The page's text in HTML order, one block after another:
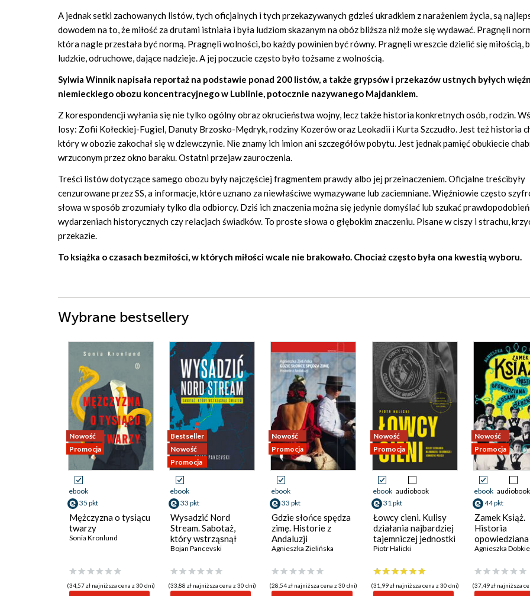
A jednak setki zachowanych listów, tych oficjalnych i tych przekazywanych gdzieś ukradkiem z narażeniem życia, są
dowodem na to, że miłość za drutami istniała i była ludziom skazanym na obóz bliższa niż może się wydawać. Pragnęli
która nagle przestała być normą. Pragnęli wolności, bo każdy powinien być równy. Pragnęli wreszcie dzielić się miłością,
ludzkie, odruchowe, dające nadzieje. A jej poczucie często było tożsame z wolnością.
Sylwia Winnik napisała reportaż na podstawie ponad 200 listów, a także grypsów i przekazów ustnych byłych
niemieckiego obozu koncentracyjnego w Lublinie, potocznie nazywanego Majdankiem.
Z korespondencji wyłania się nie tylko ogólny obraz okrucieństwa wojny, lecz także historia konkretnych osób, rodzin.
losy: Zofii Kołeckiej-Fugiel, Danuty Brzosko-Mędryk, rodziny Kozerów oraz Leokadii i Kurta Szczudło. Jest też historia
który w obozie zakochał się w dziewczynie. Nie znamy ich imion ani szczegółów pobytu. Jest jednak pamięć obukiecie
wrzuconym przez okno baraku. Ostatni przejaw zauroczenia.
Treści listów dotyczące samego obozu były najczęściej fragmentem prawdy albo jej przeinaczeniem. Oficjalne treścibyły
cenzurowane przez SS, a informacje, które uznano za niewłaściwe wymazywane lub zaciemniane. Więźniowie często
słowa w sposób zrozumiały tylko dla odbiorcy. Dziś ich znaczenia można się jedynie domyślać lub szukać
wydarzeniach historycznych czy relacjach świadków. To proste słowa o głębokim znaczeniu. Pisane w ciszy i strachu,
przekazie.
To książka o czasach bezmiłości, w których miłości wcale nie brakowało. Chociaż często była ona kwestią wyboru.
Wybrane bestsellery
Nowość
Promocja
ebook
35 pkt
Mężczyzna o tysiącu
twarzy
Sonia Kronlund
(34,57 zł najniższa cena z 30 dni)
Bestseller
Nowość
Promocja
ebook
33 pkt
Wysadzić Nord
Stream. Sabotaż,
który wstrząsnął
światem
Bojan Pancevski
(33,88 zł najniższa cena z 30 dni)
Nowość
Promocja
ebook
33 pkt
Gdzie słońce spędza
zimę. Historie z
Andaluzji
Agnieszka Zielińska
(28,54 zł najniższa cena z 30 dni)
Nowość
Promocja
ebook audiobook
31 pkt
Łowcy cieni. Kulisy
działania najbardziej
tajemniczej jednostki
policji
Piotr Halicki
(31,99 zł najniższa cena z 30 dni)
Nowość
Promocja
ebook audiobook
44 pkt
Zamek Książ.
Historia
opowiedziana
głosami
Agnieszka
(37,49 zł najniższa